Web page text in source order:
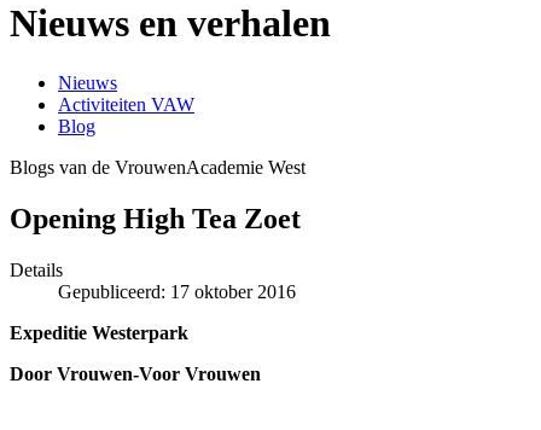
Nieuws en verhalen
Nieuws
Activiteiten VAW
Blog
Blogs van de VrouwenAcademie West
Opening High Tea Zoet
Details
Gepubliceerd: 17 oktober 2016
Expeditie Westerpark
Door Vrouwen-Voor Vrouwen